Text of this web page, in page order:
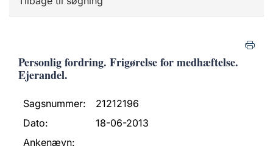
Personlig fordring. Frigørelse for medhæftelse.
Ejerandel.
Sagsnummer:
21212196
Dato:
18-06-2013
Ankenævn: